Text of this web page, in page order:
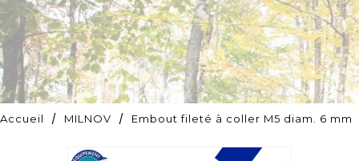
Accueil MILNOV Embout fileté à coller M5 diam. 6 mm